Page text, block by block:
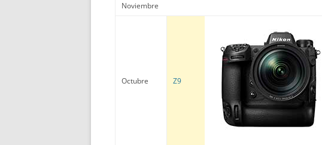
Noviembre
Octubre Z9